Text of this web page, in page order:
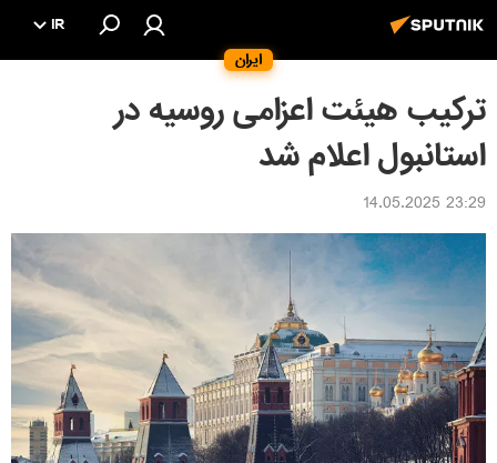
ایران
IR
ترکیب هیئت اعزامی روسیه در
استانبول اعلام شد
23:29 14.05.2025